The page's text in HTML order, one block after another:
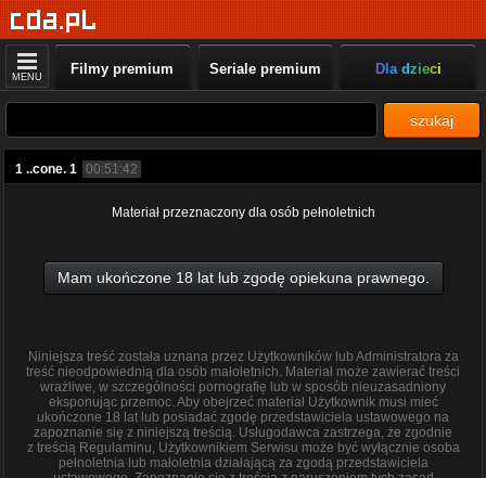
MENU Filmy premium Seriale premium Dla dzieci
szukaj
1 ..cone. 1 00:51:42
Materiał przeznaczony dla osób pełnoletnich
Mam ukończone 18 lat lub zgodę opiekuna prawnego.
Niniejsza treść została uznana przez Użytkowników lub Administratora za
treść nieodpowiednią dla osób małoletnich. Materiał może zawierać treści
wrażliwe, w szczególności pornografię lub w sposób nieuzasadniony
eksponując przemoc. Aby obejrzeć materiał Użytkownik musi mieć
ukończone 18 lat lub posiadać zgodę przedstawiciela ustawowego na
zapoznanie się z niniejszą treścią. Usługodawca zastrzega, że zgodnie
z treścią Regulaminu, Użytkownikiem Serwisu może być wyłącznie osoba
pełnoletnia lub małoletnia działającą za zgodą przedstawiciela